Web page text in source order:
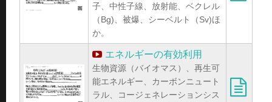
子、中性子線、放射能、ベクレル
（Bg)、被爆、シーベルト（Sv)ほ
か。
エネルギーの有効利用
生物資源（バイオマス）、再生可
能エネルギー、カーボンニュート
ラル、コージェネレーションシス